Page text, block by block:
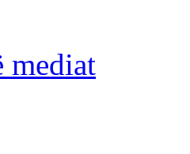
mediat